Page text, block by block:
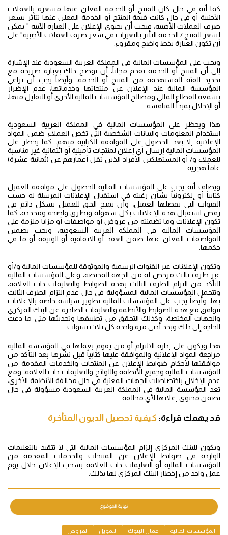
كما أنه في حال كان المنتج أو الخدمة المعلن عنها مسعرة بالعملات
الأجنبية أو في حال كانت قيمة المنتج أو الخدمة المعلن عنها تتأثر بسعر
صرف العملات الأجنبية، فيجب أن يحتوي الإعلان على العبارة الآتية " يمكن
لسعر المنتج / الخدمة التأثر بالتغيرات في سعر صرف العملات الأجنبية" على
أن تكون العبارة بخط واضح ومقروء.
ويجب على المؤسسات المالية في المملكة العربية السعودية عند الإشارة
إلى أن المنتج أو الخدمة تقدم مجاناً، أن توضح ذلك بعبارة صريحة مع
تحديد الفئة المستهدفة من المنتج أو الخدمة، وأيضاً يجب أن تراعي
المؤسسة المالية عند الإعلان عن منتجاتها وخدماتها، عدم الإضرار
بسمعة القطاع المالي ومصالح المؤسسات المالية الأخرى أو التقليل منها،
أو الإخلال بمبدأ المنافسة.
هذا ويحظر على المؤسسات المالية في المملكة العربية السعودية
استخدام المعلومات والبيانات الشخصية التي تخص العملاء ضمن المواد
الإعلانية إلا بعد الحصول على الموافقة الكتابية منهم، كما يحظر على
المؤسسات المالية إرسال أي إعلان لمنتجات تأمينية أو ائتمانية غير مناسبة
للعملاء و/ أو المستهلكين الأفراد الذين تقل أعمارهم عن (ثمانية عشرة)
عاماً هجرية.
ويضاف أنه يجب على المؤسسات المالية الحصول على موافقة العميل
كتابياً أو إلكترونياً بشأن رغبته في استقبال الإعلانات المرسلة له حسب
القنوات التي يفضلها العميل، وأن تمنح الحق للعميل بشكل دائم في
رفض استقبال هذه الإعلانات بكل سهولة وبطرق واضحة ومحددة، كما
تكون الإعلانات وما تضمنته من عروض أو مواصفات أو مزايا ملزمة على
المؤسسات المالية في المملكة العربية السعودية، ويجب تضمين
المواصفات المعلن عنها ضمن العقد أو الاتفاقية أو الوثيقة أو ما في
حكمها.
وتكون الإعلانات عبر القنوات الرسمية والموثوقة للمؤسسات المالية و/أو
عبر طرف ثالث مرخص له من الجهة المختصة، وعلى المؤسسات المالية
التأكد من التزام الطرف الثالث بهذه الضوابط والتعليمات ذات العلاقة،
وتتحمل المؤسسات المالية المسؤولية في حال عدم التزام الطرف الثالث
بها، وأيضاً يجب على المؤسسات المالية تطوير سياسة خاصة بالإعلانات
تتوافق مع هذه الضوابط والأنظمة والتعليمات الصادرة عن البنك المركزي
والجهات المختصة، وكذلك التحقق من تطبيقها وتحديثها متى ما دعت
الحاجة إلى ذلك وبحد أدنى مرة واحدة كل ثلاث سنوات.
هذا ويكون على إدارة الالتزام أو من يقوم بعملها في المؤسسة المالية
مراجعة المواد الإعلانية والموافقة عليها كتابياً قبل نشرها بعد التأكد من
موافقتها لأحكام ضوابط الإعلان عن المنتجات والخدمات المقدمة من
المؤسسات المالية وجميع الأنظمة واللوائح والتعليمات ذات العلاقة، ومع
عدم الإخلال باختصاصات الجهات المعنية في حال مخالفة الأنظمة الأخرى،
تعد المؤسسة المالية في المملكة العربية السعودية مسؤولة في حال
تضمن محتوى إعلانها لأي مخالفة.
قد يهمك قراءة: كيفية تحصيل الديون المتأخرة
ويكون للبنك المركزي إلزام المؤسسات المالية التي لا تتقيد بالتعليمات
الواردة في ضوابط الإعلان عن المنتجات والخدمات المقدمة من
المؤسسات المالية أو التعليمات ذات العلاقة بسحب الإعلان خلال يوم
عمل واحد من إخطار البنك المركزي لها بذلك.
المؤسسات المالية اعمال البنوك التمويل القروض